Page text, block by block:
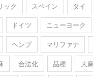
ック
スペイン タイ
ドイツ ニューヨーク
ヘンプ マリファナ
合法化 品種 大麻